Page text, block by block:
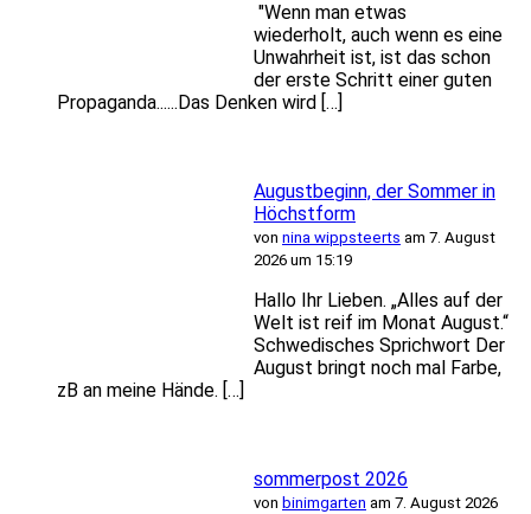
"Wenn man etwas
wiederholt, auch wenn es eine
Unwahrheit ist, ist das schon
der erste Schritt einer guten
Propaganda......Das Denken wird […]
Augustbeginn, der Sommer in
Höchstform
von nina wippsteerts am 7. August
2026 um 15:19
Hallo Ihr Lieben. „Alles auf der
Welt ist reif im Monat August.“
Schwedisches Sprichwort Der
August bringt noch mal Farbe,
zB an meine Hände. […]
sommerpost 2026
von binimgarten am 7. August 2026